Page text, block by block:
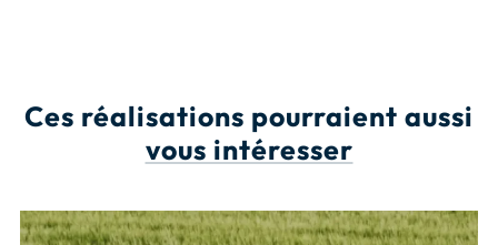
Ces réalisations pourraient aussi
vous intéresser